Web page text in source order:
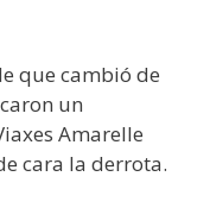
que cambió de
un
Amarelle
cara la derrota.